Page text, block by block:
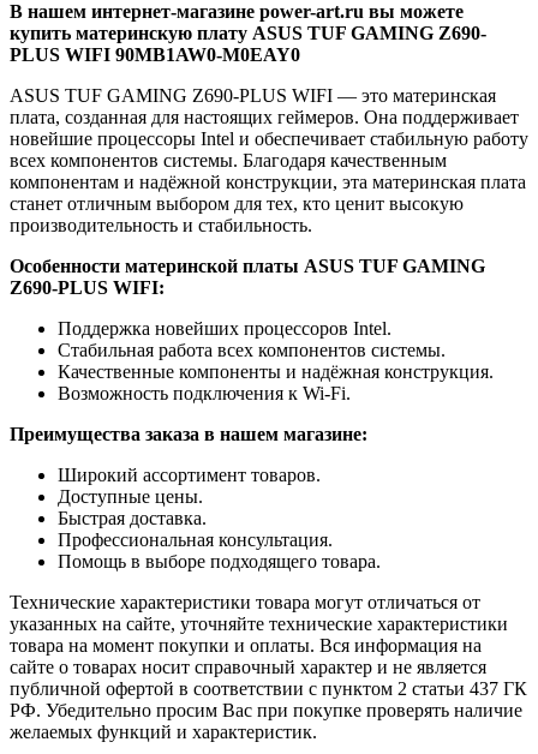
В нашем интернет-магазине power-art.ru вы можете
купить материнскую плату ASUS TUF GAMING Z690-
PLUS WIFI 90MB1AW0-M0EAY0
ASUS TUF GAMING Z690-PLUS WIFI — это материнская
плата, созданная для настоящих геймеров. Она поддерживает
новейшие процессоры Intel и обеспечивает стабильную работу
всех компонентов системы. Благодаря качественным
компонентам и надёжной конструкции, эта материнская плата
станет отличным выбором для тех, кто ценит высокую
производительность и стабильность.
Особенности материнской платы ASUS TUF GAMING
Z690-PLUS WIFI:
Поддержка новейших процессоров Intel.
Стабильная работа всех компонентов системы.
Качественные компоненты и надёжная конструкция.
Возможность подключения к Wi-Fi.
Преимущества заказа в нашем магазине:
Широкий ассортимент товаров.
Доступные цены.
Быстрая доставка.
Профессиональная консультация.
Помощь в выборе подходящего товара.
Технические характеристики товара могут отличаться от
указанных на сайте, уточняйте технические характеристики
товара на момент покупки и оплаты. Вся информация на
сайте о товарах носит справочный характер и не является
публичной офертой в соответствии с пунктом 2 статьи 437 ГК
РФ. Убедительно просим Вас при покупке проверять наличие
желаемых функций и характеристик.